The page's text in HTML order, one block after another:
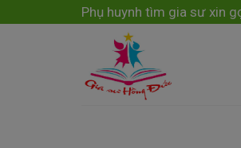
to
Phụ huynh tìm gia sư xin